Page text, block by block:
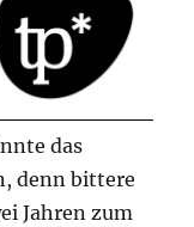
das
denn bittere
Jahren zum